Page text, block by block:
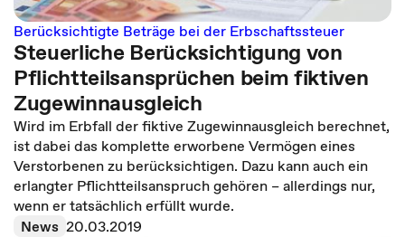
Berücksichtigte Beträge bei der Erbschaftssteuer
Steuerliche Berücksichtigung von
Pflichtteilsansprüchen beim fiktiven
Zugewinnausgleich
Wird im Erbfall der fiktive Zugewinnausgleich berechnet,
ist dabei das komplette erworbene Vermögen eines
Verstorbenen zu berücksichtigen. Dazu kann auch ein
erlangter Pflichtteilsanspruch gehören – allerdings nur,
wenn er tatsächlich erfüllt wurde.
News 20.03.2019